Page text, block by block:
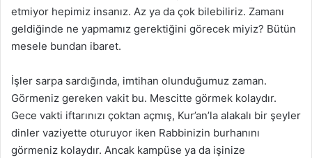
etmiyor hepimiz insanız. Az ya da çok bilebiliriz. Zamanı
geldiğinde ne yapmamız gerektiğini görecek miyiz? Bütün
mesele bundan ibaret.
İşler sarpa sardığında, imtihan olunduğumuz zaman.
Görmeniz gereken vakit bu. Mescitte görmek kolaydır.
Gece vakti iftarınızı çoktan açmış, Kur’an’la alakalı bir şeyler
dinler vaziyette oturuyor iken Rabbinizin burhanını
görmeniz kolaydır. Ancak kampüse ya da işinize